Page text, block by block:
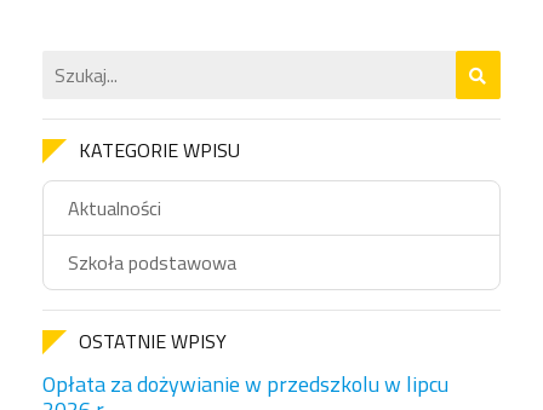
KATEGORIE WPISU
Aktualności
Szkoła podstawowa
OSTATNIE WPISY
Opłata za dożywianie w przedszkolu w lipcu